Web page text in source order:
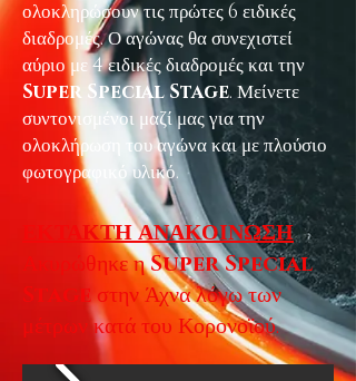
ολοκληρώσουν τις πρώτες 6 ειδικές
διαδρομές. Ο αγώνας θα συνεχιστεί
αύριο με 4 ειδικές διαδρομές και την
Super Special Stage. Μείνετε
συντονισμένοι μαζί μας για την
ολοκλήρωση του αγώνα και με πλούσιο
φωτογραφικό υλικό.
ΕΚΤΑΚΤΗ ΑΝΑΚΟΙΝΩΣΗ
Ακυρώθηκε ηSuper Special
Stageστην Άχνα λόγω των
μέτρων κατά του Κορονοϊού.